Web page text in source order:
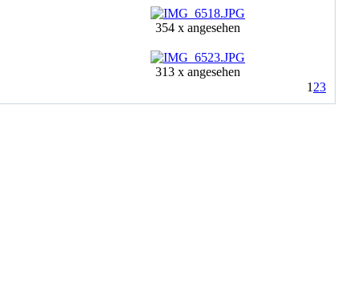
354 x angesehen
313 x angesehen
1 23